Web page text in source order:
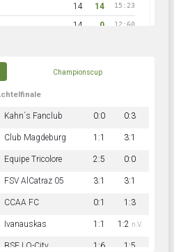
14 14 15:23
14 0 12:60
Championscup
Kahn´s Fanclub 0:0 0:3
Club Magdeburg 1:1 3:1
Equipe Tricolore 2:5 0:0
FSV AlCatraz 05 3:1 3:1
CCAA FC 0:1 1:3
Ivanauskas 1:1 1:2 n.V.
BSF LO-City 1:6 1:5